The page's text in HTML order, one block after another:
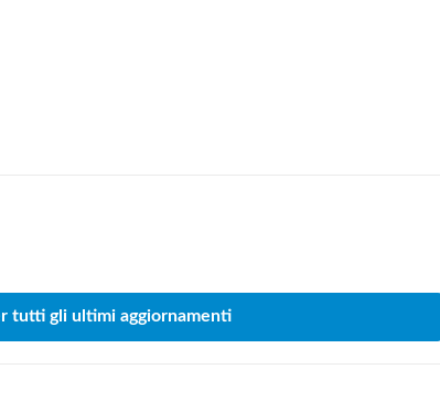
tutti gli ultimi aggiornamenti